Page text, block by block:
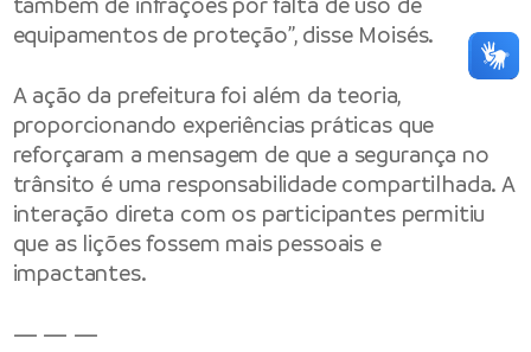
equipamentos de proteção”, disse Moisés.
A ação da prefeitura foi além da teoria,
proporcionando experiências práticas que
reforçaram a mensagem de que a segurança no
trânsito é uma responsabilidade compartilhada. A
interação direta com os participantes permitiu
que as lições fossem mais pessoais e
impactantes.
— — —